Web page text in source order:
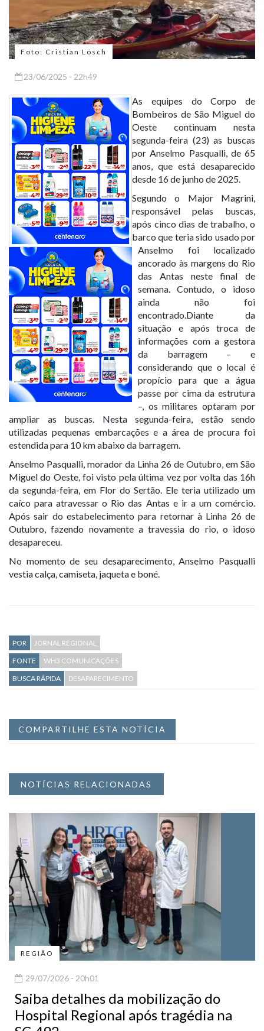
Foto: Cristian Lösch
23/06/2025 - 22h49
As equipes do Corpo de
Bombeiros de São Miguel do
Oeste continuam nesta
segunda-feira (23) as buscas
por Anselmo Pasqualli, de 65
anos, que está desaparecido
desde 16 de junho de 2025.
Segundo o Major Magrini,
responsável pelas buscas,
após cinco dias de trabalho, o
barco que teria sido usado por
Anselmo foi localizado
ancorado às margens do Rio
das Antas neste final de
semana. Contudo, o idoso
ainda não foi
encontrado.Diante da
situação e após troca de
informações com a gestora
da barragem – e
considerando que o local é
propício para que a água
passe por cima da estrutura
–, os militares optaram por
ampliar as buscas. Nesta segunda-feira, estão sendo
utilizadas pequenas embarcações e a área de procura foi
estendida para 10 km abaixo da barragem.
Anselmo Pasqualli, morador da Linha 26 de Outubro, em São
Miguel do Oeste, foi visto pela última vez por volta das 16h
da segunda-feira, em Flor do Sertão. Ele teria utilizado um
caíco para atravessar o Rio das Antas e ir a um comércio.
Após sair do estabelecimento para retornar à Linha 26 de
Outubro, fazendo novamente a travessia do rio, o idoso
desapareceu.
No momento de seu desaparecimento, Anselmo Pasqualli
vestia calça, camiseta, jaqueta e boné.
POR
JORNAL REGIONAL
FONTE
WH3 COMUNICAÇÕES
BUSCA RÁPIDA
DESAPARECIMENTO
COMPARTILHE ESTA NOTÍCIA
NOTÍCIAS RELACIONADAS
REGIÃO
29/07/2026 - 20h01
Saiba detalhes da mobilização do
Hospital Regional após tragédia na